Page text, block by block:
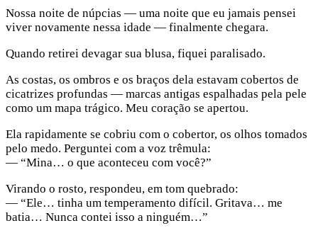
Nossa noite de núpcias — uma noite que eu jamais pensei
viver novamente nessa idade — finalmente chegara.
Quando retirei devagar sua blusa, fiquei paralisado.
As costas, os ombros e os braços dela estavam cobertos de
cicatrizes profundas — marcas antigas espalhadas pela pele
como um mapa trágico. Meu coração se apertou.
Ela rapidamente se cobriu com o cobertor, os olhos tomados
pelo medo. Perguntei com a voz trêmula:
— “Mina… o que aconteceu com você?”
Virando o rosto, respondeu, em tom quebrado:
— “Ele… tinha um temperamento difícil. Gritava… me
batia… Nunca contei isso a ninguém…”